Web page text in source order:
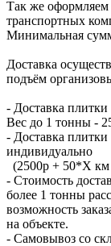
Так же оформляем
транспортных
Минимальная
Доставка
подъём
- Доставка
Вес до 1 тонны -
- Доставка плитки
индивидуально
(2500р + 50*X
- Стоимость
более 1 тонны
возможность
на объекте.
- Самовывоз со